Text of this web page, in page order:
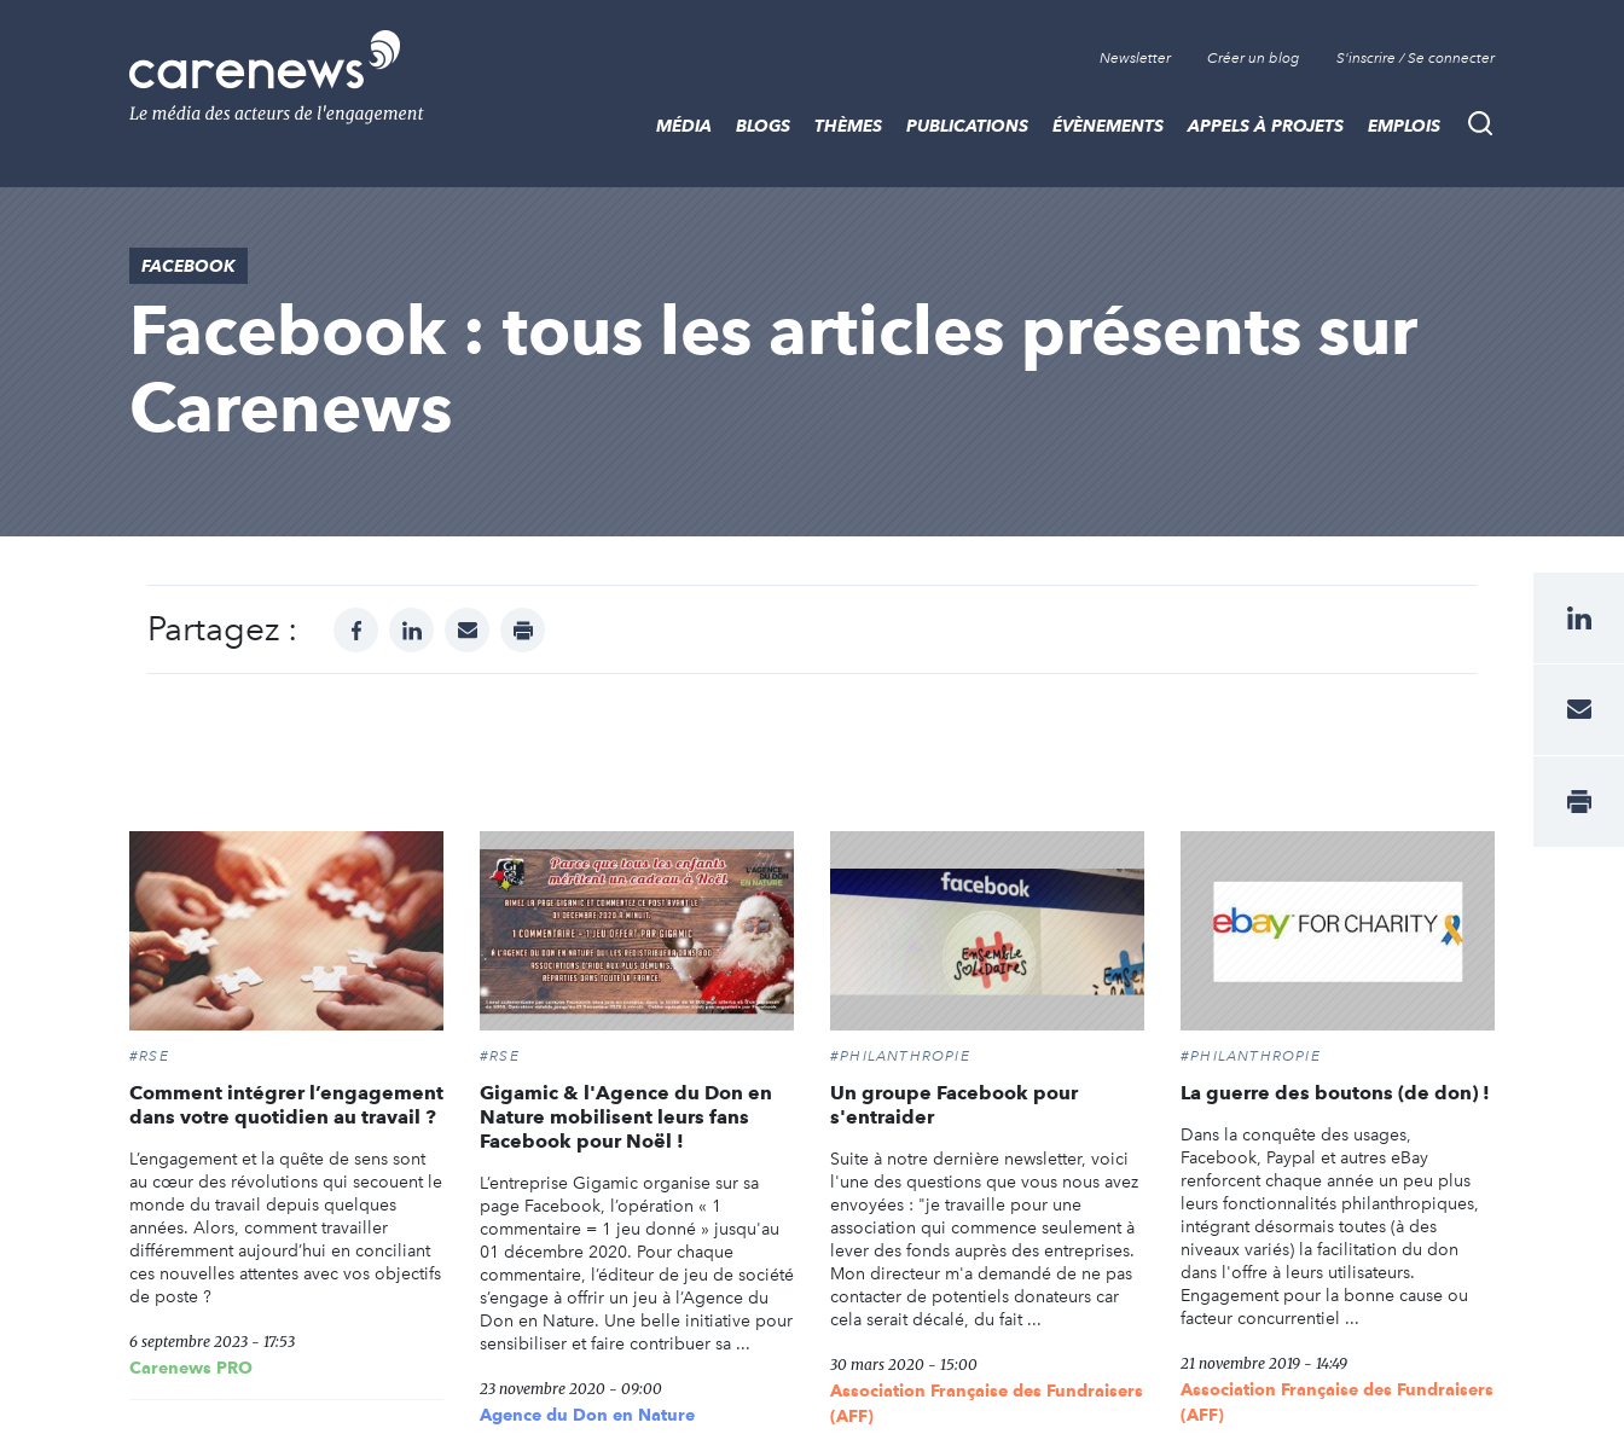
Le
média
de
Newsletter Créer un blog S'inscrire / Se connecter
Recherche
MÉDIA BLOGS THÈMES PUBLICATIONS ÉVÈNEMENTS APPELS À PROJETS EMPLOIS
FACEBOOK
Facebook : tous les articles présents sur
Carenews
Partagez : facebooklinkedinmail print
#RSE
Comment intégrer l’engagement
dans votre quotidien au travail ?
L’engagement et la quête de sens sont
au cœur des révolutions qui secouent le
monde du travail depuis quelques
années. Alors, comment travailler
différemment aujourd’hui en conciliant
ces nouvelles attentes avec vos objectifs
de poste ?
6 septembre 2023 - 17:53
Carenews PRO
#RSE
Gigamic & l'Agence du Don en
Nature mobilisent leurs fans
Facebook pour Noël !
L’entreprise Gigamic organise sur sa
page Facebook, l’opération « 1
commentaire = 1 jeu donné » jusqu'au
01 décembre 2020. Pour chaque
commentaire, l’éditeur de jeu de société
s’engage à offrir un jeu à l’Agence du
Don en Nature. Une belle initiative pour
sensibiliser et faire contribuer sa ...
23 novembre 2020 - 09:00
Agence du Don en Nature
#PHILANTHROPIE
Un groupe Facebook pour
s'entraider
Suite à notre dernière newsletter, voici
l'une des questions que vous nous avez
envoyées : "je travaille pour une
association qui commence seulement à
lever des fonds auprès des entreprises.
Mon directeur m'a demandé de ne pas
contacter de potentiels donateurs car
cela serait décalé, du fait ...
30 mars 2020 - 15:00
Association Française des Fundraisers
(AFF)
#PHILANTHROPIE
La guerre des boutons (de don) !
Dans la conquête des usages,
Facebook, Paypal et autres eBay
renforcent chaque année un peu plus
leurs fonctionnalités philanthropiques,
intégrant désormais toutes (à des
niveaux variés) la facilitation du don
dans l'offre à leurs utilisateurs.
Engagement pour la bonne cause ou
facteur concurrentiel ...
21 novembre 2019 - 14:49
Association Française des Fundraisers
(AFF)